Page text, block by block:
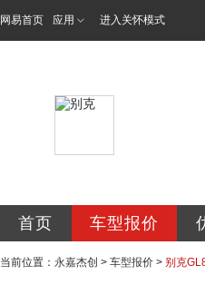
网易首页 应用 进入关怀模式
首页 车型报价
当前位置： 永嘉杰创 > 车型报价 > 别克